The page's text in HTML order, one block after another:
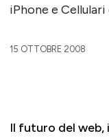
iPhone e
15 OTTOBRE 2008
Il futuro del web,